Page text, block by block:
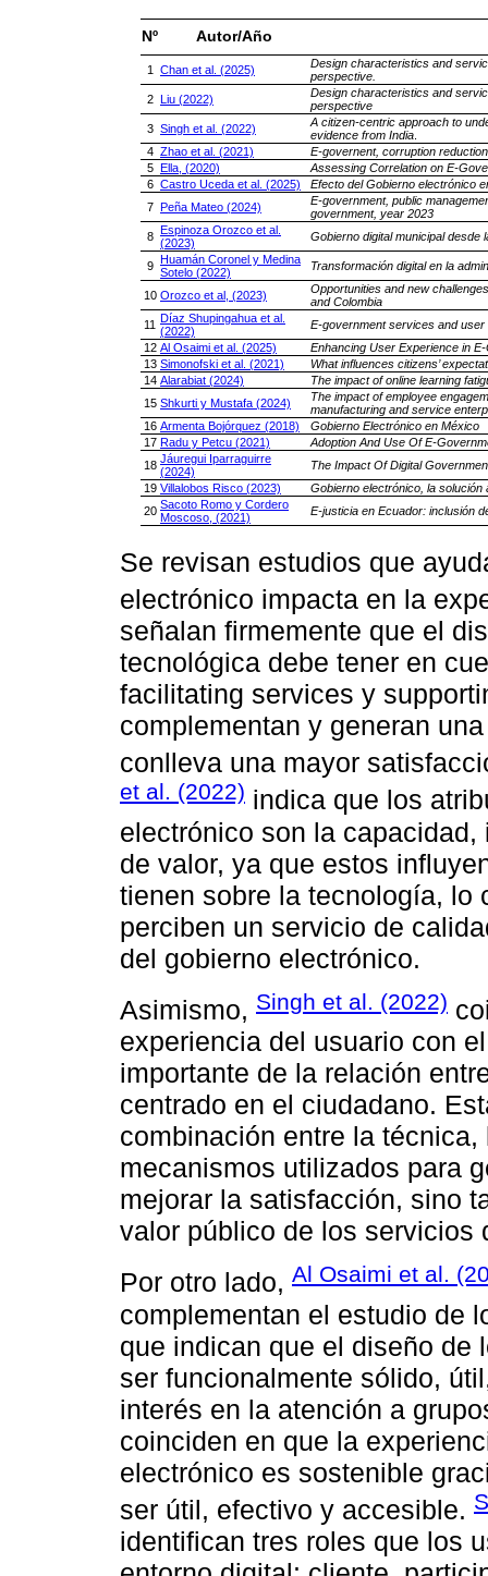
Nº Autor/Año
1 Chan et al. (2025)
Design characteristics and
perspective.
2
Liu (2022)
Design characteristics and
perspective
3 Singh et al. (2022)
A citizen-centric approach to
evidence from India
4 Zhao et al. (2021)
E-governent, corruption
5
Ella, (2020)
Assessing Correlation on E-
6 Castro Uceda et al. (2025)
Efecto del Gobierno electrónico
7
Peña Mateo (2024)
E-government, public
government, year 2023
8
Espinoza Orozco et al.
(2023)
Gobierno digital municipal desde
9
Huamán Coronel y Medina
Sotelo (2022)
Transformación digital en la
10 Orozco et al, (2023)
Opportunities and new
and Colombia
11
Díaz Shupingahua et al.
(2022)
E-government services and user
12 Al Osaimi et al. (2025)
Enhancing User Experience in
13 Simonofski et al. (2021)
What influences citizens’
14 Alarabiat (2024)
The impact of online learning
15 Shkurti y Mustafa (2024)
The impact of employee
manufacturing and service
16 Armenta Bojórquez (2018)
Gobierno Electrónico en México
17 Radu y Petcu (2021)
Adoption And Use Of E-
18 Jáuregui Iparraguirre
(2024)
The Impact Of Digital
19 Villalobos Risco (2023)
Gobierno electrónico, la
20 Sacoto Romo y Cordero
Moscoso, (2021)
E-justicia en Ecuador: inclusión
Se revisan estudios que
electrónico impacta en la
señalan firmemente que el
tecnológica debe tener en
facilitating services y
complementan y generan
conlleva una mayor
et al. (2022) indica que los
electrónico son la
de valor, ya que estos
tienen sobre la tecnología, lo
perciben un servicio de
del gobierno electrónico.
Asimismo, Singh et al. (2022)
experiencia del usuario con
importante de la relación
centrado en el ciudadano.
combinación entre la
mecanismos utilizados para
mejorar la satisfacción, sino
valor público de los servicios
Por otro lado, Al Osaimi et al.
complementan el estudio de
que indican que el diseño de
ser funcionalmente sólido,
interés en la atención a
coinciden en que la
electrónico es sostenible
ser útil, efectivo y accesible.
identifican tres roles que los